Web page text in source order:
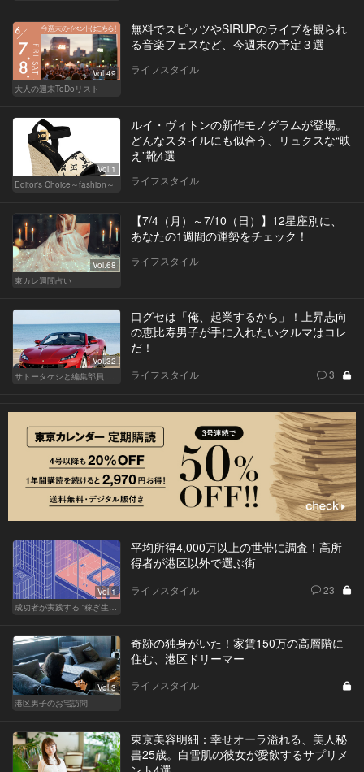
Vol.49
大人の週末ToDoリスト
無料でスピッツやSIRUPのライブを観られ
る音楽フェスなど、今週末の予定３選
ライフスタイル
Vol.1
Editor's Choice～fashion～
ルイ・ヴィトンの新作モノグラムが登場。
どんなスタイルにも似合う、リュクスな“映
え”靴4選
ライフスタイル
Vol.68
東カレ週間占い
【7/4（月）～7/10（日）】12星座別に、
あなたの1週間の運勢をチェック！
ライフスタイル
Vol.32
サトータケシと編集部員 船山の"CAR GENTSへの道"
口グセは「俺、起業するから」！上昇志向
の恵比寿男子が手に入れたいクルマはコレ
だ！
ライフスタイル 3
Vol.1
成功者が実践する “稼ぎ生活”
平均所得4,000万以上の世帯に調査！高所
得者が港区以外で選ぶ街
ライフスタイル 23
Vol.3
港区男子のお宅訪問
奇跡の独身がいた！家賃150万の高層階に
住む、港区ドリーマー
ライフスタイル
東京美容明細：幸せオーラ溢れる、美人秘
書25歳。白雪肌の彼女が愛飲するサプリメ